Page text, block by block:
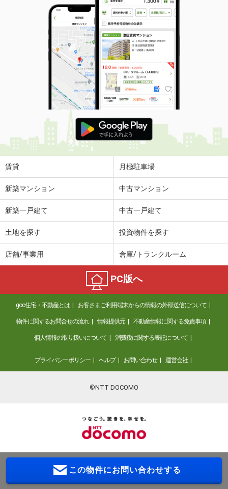
賃貸 月極駐車場
新築マンション 中古マンション
新築一戸建て 中古一戸建て
土地を探す 投資物件を探す
店舗/事業用 倉庫/トランクルーム
PC版へ
goo住宅・不動産とは お客さまご利用端末からの情報の外部送信について
物件に関するお問合せの流れ 情報提供元 不動産情報に関する免責事項
個人情報の取り扱いについて 消費税に関する表記について
プライバシーポリシー ヘルプ お問い合わせ 運営会社
©NTT DOCOMO
この物件にお問い合わせする